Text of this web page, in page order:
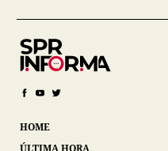
HOME
ÚLTIMA HORA